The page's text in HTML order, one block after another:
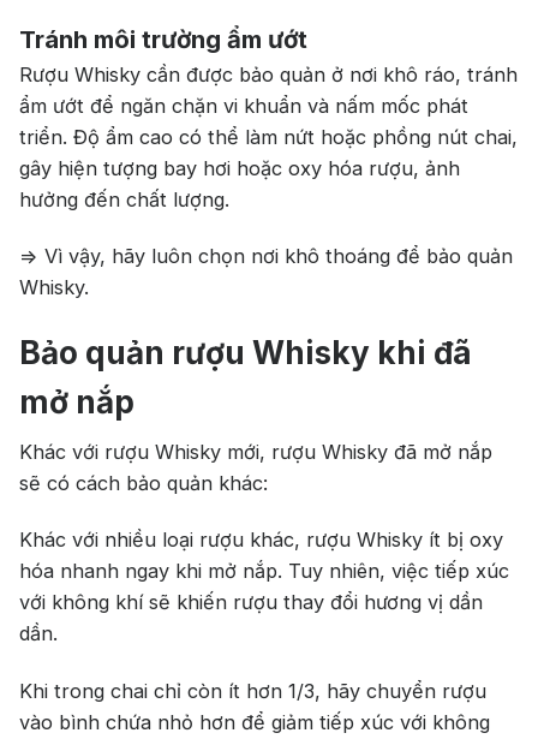
Tránh môi trường ẩm ướt
Rượu Whisky cần được bảo quản ở nơi khô ráo, tránh
ẩm ướt để ngăn chặn vi khuẩn và nấm mốc phát
triển. Độ ẩm cao có thể làm nứt hoặc phồng nút chai,
gây hiện tượng bay hơi hoặc oxy hóa rượu, ảnh
hưởng đến chất lượng.
=> Vì vậy, hãy luôn chọn nơi khô thoáng để bảo quản
Whisky.
Bảo quản rượu Whisky khi đã
mở nắp
Khác với rượu Whisky mới, rượu Whisky đã mở nắp
sẽ có cách bảo quản khác:
Khác với nhiều loại rượu khác, rượu Whisky ít bị oxy
hóa nhanh ngay khi mở nắp. Tuy nhiên, việc tiếp xúc
với không khí sẽ khiến rượu thay đổi hương vị dần
dần.
Khi trong chai chỉ còn ít hơn 1/3, hãy chuyển rượu
vào bình chứa nhỏ hơn để giảm tiếp xúc với không